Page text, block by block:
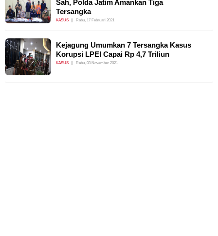
Sah, Polda Jatim Amankan Tiga
Tersangka
KASUS Rabu, 17 Februari 2021
Kejagung Umumkan 7 Tersangka Kasus
Korupsi LPEI Capai Rp 4,7 Triliun
KASUS Rabu, 03 November 2021